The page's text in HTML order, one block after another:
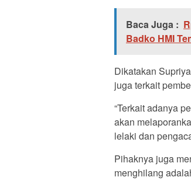
Baca Juga :
Badko HMI
Dikatakan
juga terkait
“Terkait adanya
akan
lelaki dan
Pihaknya juga
menghilang